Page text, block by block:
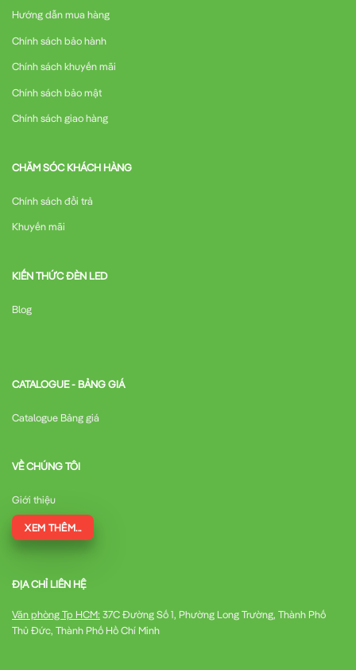
Hướng dẫn mua hàng
Chính sách bảo hành
Chính sách khuyến mãi
Chính sách bảo mật
Chính sách giao hàng
CHĂM SÓC KHÁCH HÀNG
Chính sách đổi trả
Khuyến mãi
KIẾN THỨC ĐÈN LED
Blog
CATALOGUE - BẢNG GIÁ
Catalogue Bảng giá
VỀ CHÚNG TÔI
Giới thiệu
XEM THÊM...
ĐỊA CHỈ LIÊN HỆ
Văn phòng Tp HCM:37C Đường Số 1, Phường Long Trường, Thành Phố
Thủ Đức, Thành Phố Hồ Chí Minh